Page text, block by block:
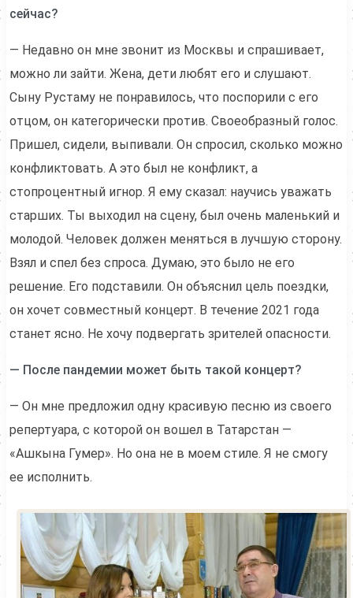
сейчас?
— Недавно он мне звонит из Москвы и спрашивает,
можно ли зайти. Жена, дети любят его и слушают.
Сыну Рустаму не понравилось, что поспорили с его
отцом, он категорически против. Своеобразный голос.
Пришел, сидели, выпивали. Он спросил, сколько можно
конфликтовать. А это был не конфликт, а
стопроцентный игнор. Я ему сказал: научись уважать
старших. Ты выходил на сцену, был очень маленький и
молодой. Человек должен меняться в лучшую сторону.
Взял и спел без спроса. Думаю, это было не его
решение. Его подставили. Он объяснил цель поездки,
он хочет совместный концерт. В течение 2021 года
станет ясно. Не хочу подвергать зрителей опасности.
— После пандемии может быть такой концерт?
— Он мне предложил одну красивую песню из своего
репертуара, с которой он вошел в Татарстан —
«Ашкына Гумер». Но она не в моем стиле. Я не смогу
ее исполнить.